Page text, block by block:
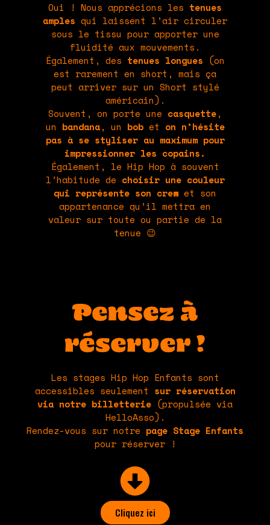
Oui ! Nous apprécions les tenues
amples qui laissent l’air circuler
sous le tissu pour apporter une
fluidité aux mouvements.
Également, des tenues longues (on
est rarement en short, mais ça
peut arriver sur un Short stylé
américain).
Souvent, on porte une casquette,
un bandana, un bobet on n’hésite
pas à se styliser au maximum pour
impressionner les copains.
Également, le Hip Hop à souvent
l’habitude de choisir une couleur
qui représente son crew et son
appartenance qu’il mettra en
valeur sur toute ou partie de la
tenue 😉
Pensez à
réserver !
Les stages Hip Hop Enfants sont
accessibles seulement sur réservation
via notre billetterie (propulsée via
HelloAsso).
Rendez-vous sur notre page Stage Enfants
pour réserver !
Cliquez ici